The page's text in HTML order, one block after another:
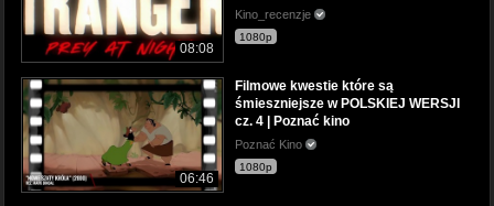
08:08
Kino_recenzje
1080p
06:46
Filmowe kwestie które są
śmieszniejsze w POLSKIEJ WERSJI
cz. 4 | Poznać kino
Poznać Kino
1080p